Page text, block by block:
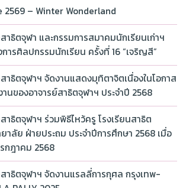
2569 – Winter Wonderland
าธิตจุฬา และกรรมการสมาคมนักเรียนเก่าฯ
การศิลปกรรมนักเรียน ครั้งที่ 16 “เจริญสี”
าธิตจุฬาฯ จัดงานแสดงมุทิตาจิตเนื่องในโอกาส
นของอาจารย์สาธิตจุฬาฯ ประจำปี 2568
าธิตจุฬาฯ ร่วมพิธีไหว้ครู โรงเรียนสาธิต
ลัย ฝ่ายประถม ประจำปีการศึกษา 2568 เมื่อ
กฎาคม 2568
าธิตจุฬาฯ จัดงานแรลลี่การกุศล กรุงเทพ-